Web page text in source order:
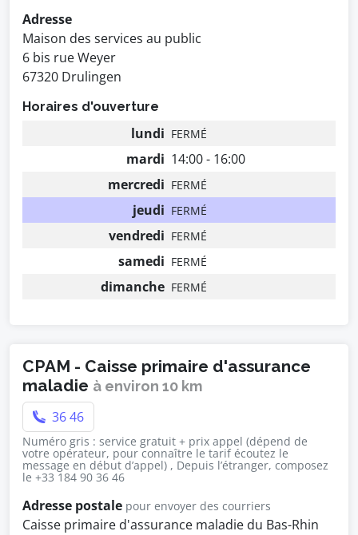
Adresse
Maison des services au public
6 bis rue Weyer
67320 Drulingen
Horaires d'ouverture
lundi FERMÉ
mardi 14:00 - 16:00
mercredi FERMÉ
jeudi FERMÉ
vendredi FERMÉ
samedi FERMÉ
dimanche FERMÉ
CPAM - Caisse primaire d'assurance
maladie à environ 10 km
36 46
Numéro gris : service gratuit + prix appel (dépend de
votre opérateur, pour connaître le tarif écoutez le
message en début d’appel) , Depuis l’étranger, composez
le +33 184 90 36 46
Adresse postale pour envoyer des courriers
Caisse primaire d'assurance maladie du Bas-Rhin